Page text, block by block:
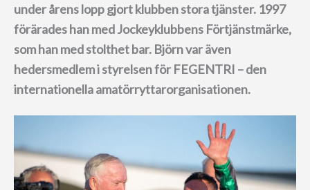
under årens lopp gjort klubben stora tjänster. 1997
förärades han med Jockeyklubbens Förtjänstmärke,
som han med stolthet bar. Björn var även
hedersmedlem i styrelsen för FEGENTRI – den
internationella amatörryttarorganisationen.